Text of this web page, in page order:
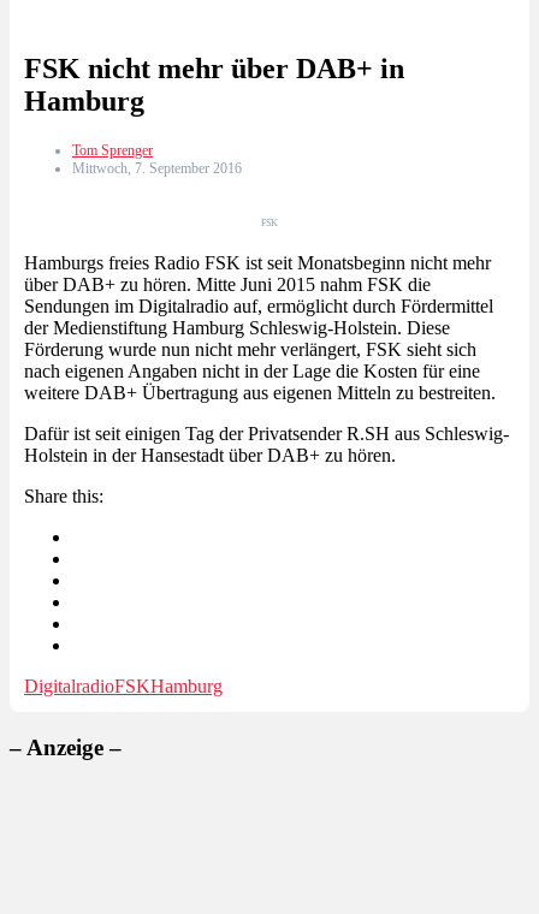
FSK nicht mehr über DAB+ in
Hamburg
Tom Sprenger
Mittwoch, 7. September 2016
FSK
Hamburgs freies Radio FSK ist seit Monatsbeginn nicht mehr
über DAB+ zu hören. Mitte Juni 2015 nahm FSK die
Sendungen im Digitalradio auf, ermöglicht durch Fördermittel
der Medienstiftung Hamburg Schleswig-Holstein. Diese
Förderung wurde nun nicht mehr verlängert, FSK sieht sich
nach eigenen Angaben nicht in der Lage die Kosten für eine
weitere DAB+ Übertragung aus eigenen Mitteln zu bestreiten.
Dafür ist seit einigen Tag der Privatsender R.SH aus Schleswig-
Holstein in der Hansestadt über DAB+ zu hören.
Share this:
DigitalradioFSKHamburg
– Anzeige –